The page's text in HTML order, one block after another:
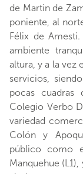
de Martin de
poniente, al
Félix de
ambiente
altura, y a la vez
servicios,
pocas cuadras
Colegio Verbo
variedad
Colón y
público como
Manquehue